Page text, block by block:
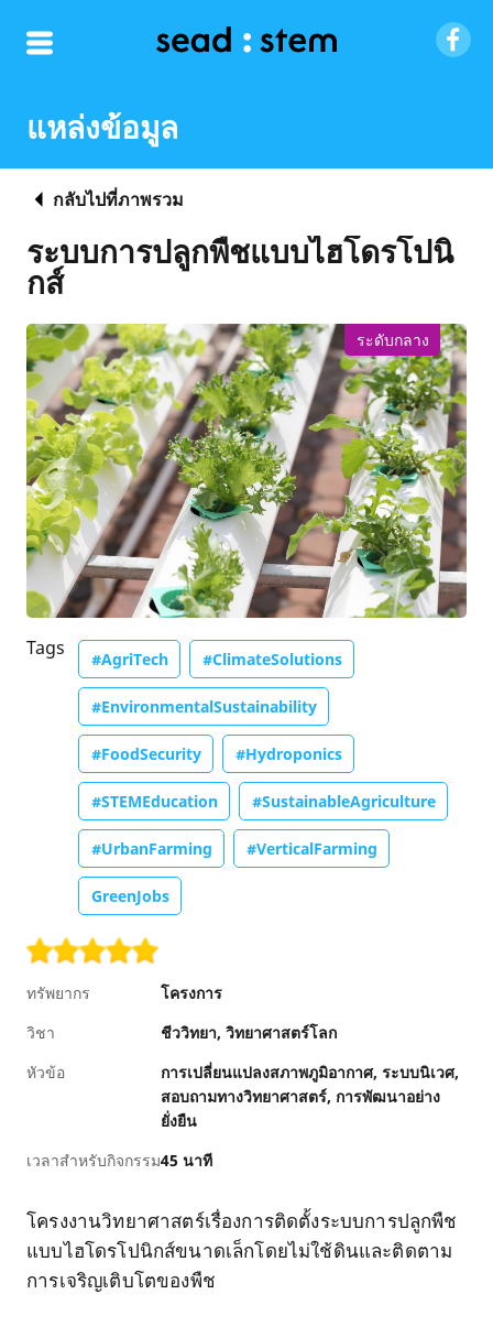
แหล่งข้อมูล
กลับไปที่ภาพรวม
ระบบการปลูกพืชแบบไฮโดรโปนิ
กส์
ระดับกลาง
Tags #AgriTech #ClimateSolutions
#EnvironmentalSustainability
#FoodSecurity #Hydroponics
#STEMEducation #SustainableAgriculture
#UrbanFarming #VerticalFarming
GreenJobs
ทรัพยากร
โครงการ
วิชา
ชีววิทยา วิทยาศาสตร์โลก
หัวข้อ
การเปลี่ยนแปลงสภาพภูมิอากาศ ระบบนิเวศ
สอบถามทางวิทยาศาสตร์ การพัฒนาอย่าง
ยั่งยืน
เวลาสำหรับกิจกรรม45 นาที
โครงงานวิทยาศาสตร์เรื่องการติดตั้งระบบการปลูกพืช
แบบไฮโดรโปนิกส์ขนาดเล็กโดยไม่ใช้ดินและติดตาม
การเจริญเติบโตของพืช